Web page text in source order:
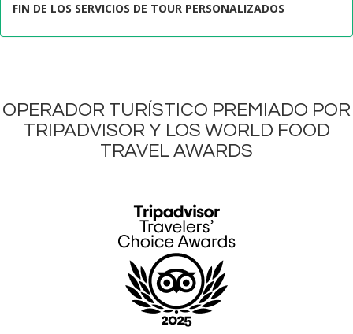
FIN DE LOS SERVICIOS DE TOUR PERSONALIZADOS
OPERADOR TURÍSTICO PREMIADO POR
TRIPADVISOR Y LOS WORLD FOOD
TRAVEL AWARDS